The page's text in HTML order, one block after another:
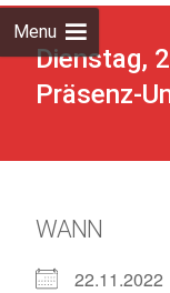
Menu
Dienstag,
Präsenz-
WANN
22.11.2022